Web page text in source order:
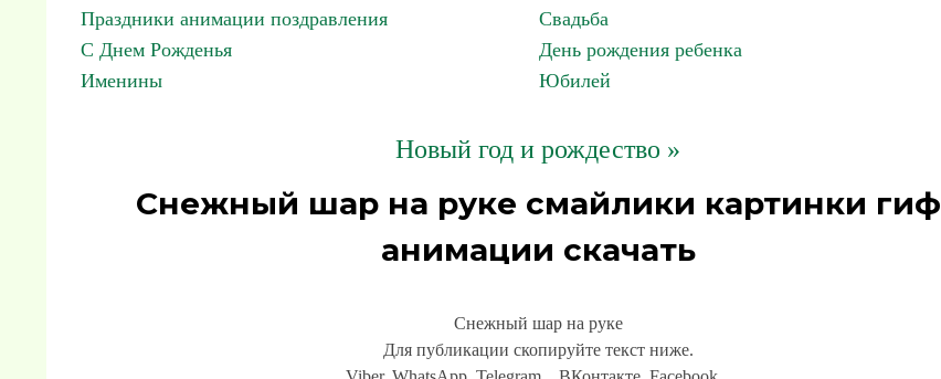
Праздники анимации поздравления
Свадьба
С Днем Рожденья
День рождения ребенка
Именины
Юбилей
Новый год и рождество »
Снежный шар на руке смайлики картинки гиф
анимации скачать
Снежный шар на руке
Для публикации скопируйте текст ниже.